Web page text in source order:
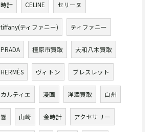
時計 CELINE セリーヌ
tiffany(ティファニー) ティファニー
PRADA 橿原市買取 大和八木買取
HERMÈS ヴィトン ブレスレット
カルティエ 漫画 洋酒買取 白州
響 山崎 金時計 アクセサリー